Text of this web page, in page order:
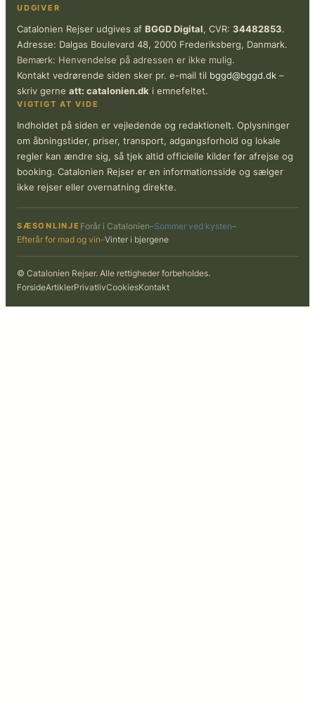
UDGIVER
Catalonien Rejser udgives af BGGD Digital, CVR: 34482853.
Adresse: Dalgas Boulevard 48, 2000 Frederiksberg, Danmark.
Bemærk: Henvendelse på adressen er ikke mulig.
Kontakt vedrørende siden sker pr. e-mail til bggd@bggd.dk –
skriv gerne att: catalonien.dk i emnefeltet.
VIGTIGT AT VIDE
Indholdet på siden er vejledende og redaktionelt. Oplysninger
om åbningstider, priser, transport, adgangsforhold og lokale
regler kan ændre sig, så tjek altid officielle kilder før afrejse og
booking. Catalonien Rejser er en informationsside og sælger
ikke rejser eller overnatning direkte.
SÆSONLINJE Forår i Catalonien–Sommer ved kysten–
Efterår for mad og vin–Vinter i bjergene
© Catalonien Rejser. Alle rettigheder forbeholdes.
ForsideArtiklerPrivatlivCookiesKontakt